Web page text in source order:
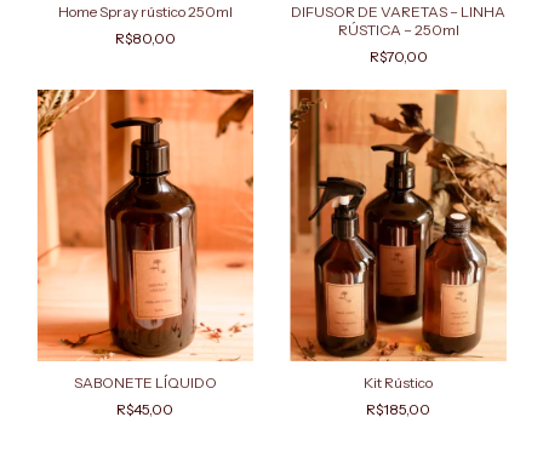
Home Spray rústico 250ml
R$80,00
DIFUSOR DE VARETAS – LINHA
RÚSTICA – 250ml
R$70,00
SABONETE LÍQUIDO
R$45,00
Kit Rústico
R$185,00